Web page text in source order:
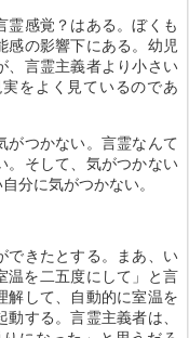
霊感覚？はある。ぼくも
感の影響下にある。幼児
、言霊主義者より小さい
をよく見ているのであ
がつかない。言霊なんて
。そして、気がつかない
分に気がつかない。
できたとする。まあ、い
を二五度にして」と言
解して、自動的に室温を
する。言霊主義者は、